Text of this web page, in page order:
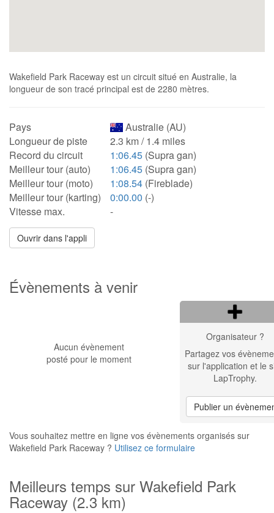
Wakefield Park Raceway est un circuit situé en Australie, la
longueur de son tracé principal est de 2280 mètres.
Pays
Australie (AU)
Longueur de piste
2.3 km / 1.4 miles
Record du circuit
1:06.45 (Supra gan)
Meilleur tour (auto)
1:06.45 (Supra gan)
Meilleur tour (moto)
1:08.54 (Fireblade)
Meilleur tour (karting)
0:00.00 (-)
Vitesse max.
-
Ouvrir dans l'appli
Évènements à venir
Aucun évènement
posté pour le moment
Organisateur ?
Partagez vos
sur l'application et le
LapTrophy.
Publier un
Vous souhaitez mettre en ligne vos évènements organisés sur
Wakefield Park Raceway ? Utilisez ce formulaire
Meilleurs temps sur Wakefield Park
Raceway (2.3 km)